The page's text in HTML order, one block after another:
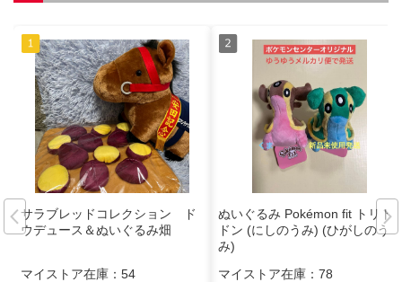
サラブレッドコレクション ド
ウデュース＆ぬいぐるみ畑
マイストア在庫： 54
ぬいぐるみ Pokémon fit トリト
ドン (にしのうみ) (ひがしのう
み)
マイストア在庫： 78